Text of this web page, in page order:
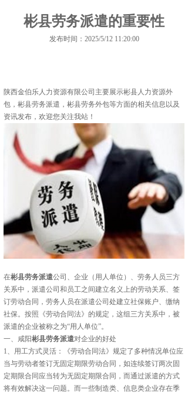
彬县劳务派遣的重要性
发布时间：2025/5/12 11:20:00
陕西金伯乐人力资源有限公司主要展示彬县人力资源外
包 ，彬县劳务派遣，彬县劳务外包等方面的相关信息以及
资讯发布，欢迎您关注我站！
在彬县劳务派遣公司、企业（用人单位）、劳务人员三方
关系中，派遣公司和员工之间建立名义上的劳动关系、签
订劳动合同，劳务人员在派遣公司处建立社保账户、缴纳
社保。按照《劳动合同法》的规定，这组三方关系中，被
派遣的企业被称之为“用人单位”。
一、咸阳彬县劳务派遣对企业的好处
1、用工方式灵活：《劳动合同法》规定了多种情况单位应
当与劳动者签订无固定期限劳动合同，如连续签订两次固
定期限合同应当转为无固定期限合同，而通过派遣的方式
将有效解决这一问题。而一些制造类、信息类企业存在季